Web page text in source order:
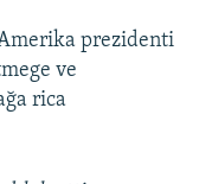
Amerika prezidenti
ve
rica